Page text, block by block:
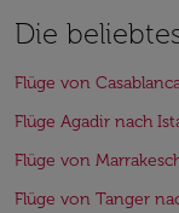
Die
Flüge von
Flüge Agadir nach
Flüge von
Flüge von Tanger